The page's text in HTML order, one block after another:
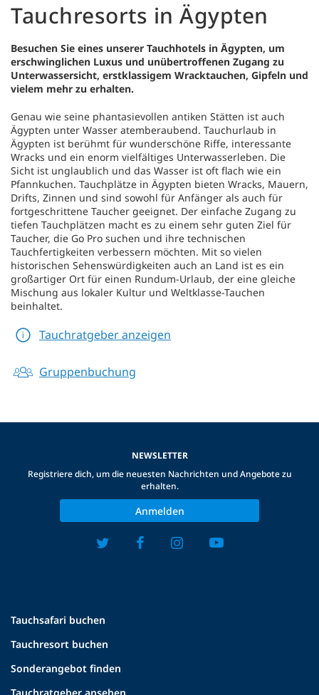
Tauchresorts in Ägypten
Besuchen Sie eines unserer Tauchhotels in Ägypten, um
erschwinglichen Luxus und unübertroffenen Zugang zu
Unterwassersicht, erstklassigem Wracktauchen, Gipfeln und
vielem mehr zu erhalten.
Genau wie seine phantasievollen antiken Stätten ist auch
Ägypten unter Wasser atemberaubend. Tauchurlaub in
Ägypten ist berühmt für wunderschöne Riffe, interessante
Wracks und ein enorm vielfältiges Unterwasserleben. Die
Sicht ist unglaublich und das Wasser ist oft flach wie ein
Pfannkuchen. Tauchplätze in Ägypten bieten Wracks, Mauern,
Drifts, Zinnen und sind sowohl für Anfänger als auch für
fortgeschrittene Taucher geeignet. Der einfache Zugang zu
tiefen Tauchplätzen macht es zu einem sehr guten Ziel für
Taucher, die Go Pro suchen und ihre technischen
Tauchfertigkeiten verbessern möchten. Mit so vielen
historischen Sehenswürdigkeiten auch an Land ist es ein
großartiger Ort für einen Rundum-Urlaub, der eine gleiche
Mischung aus lokaler Kultur und Weltklasse-Tauchen
beinhaltet.
Tauchratgeber anzeigen
Gruppenbuchung
Tauchsafari buchen
Tauchresort buchen
Sonderangebot finden
NEWSLETTER
Registriere dich, um die neuesten Nachrichten und Angebote zu
erhalten.
Anmelden